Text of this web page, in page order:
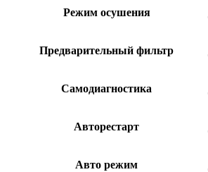
Режим осушения
Предварительный фильтр
Самодиагностика
Авторестарт
Авто режим